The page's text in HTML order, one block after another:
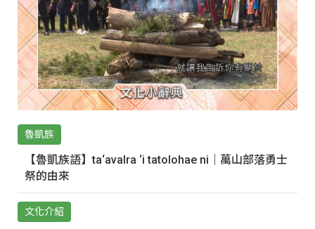
魯凱族
【魯凱族語】ta‘avalra ‘i tatolohae ni｜萬山部落勇士
祭的由來
文化介紹